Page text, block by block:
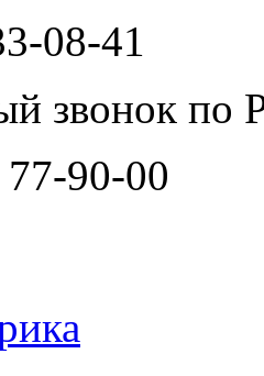
08-41
звонок по
90-00